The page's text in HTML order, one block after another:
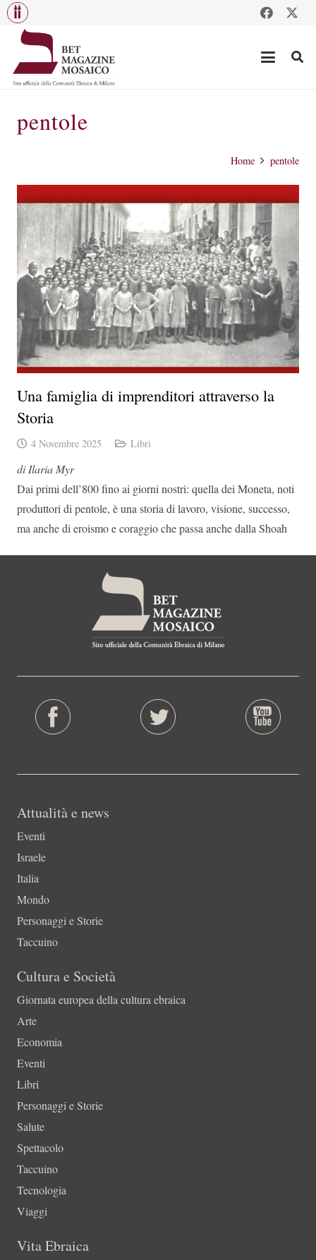
pentole
Home pentole
Una famiglia di imprenditori attraverso la
Storia
4 Novembre 2025 Libri
di Ilaria Myr
Dai primi dell’800 fino ai giorni nostri: quella dei Moneta, noti
produttori di pentole, è una storia di lavoro, visione, successo,
ma anche di eroismo e coraggio che passa anche dalla Shoah
Attualità e news
Eventi
Israele
Italia
Mondo
Personaggi e Storie
Taccuino
Cultura e Società
Giornata europea della cultura ebraica
Arte
Economia
Eventi
Libri
Personaggi e Storie
Salute
Spettacolo
Taccuino
Tecnologia
Viaggi
Vita Ebraica